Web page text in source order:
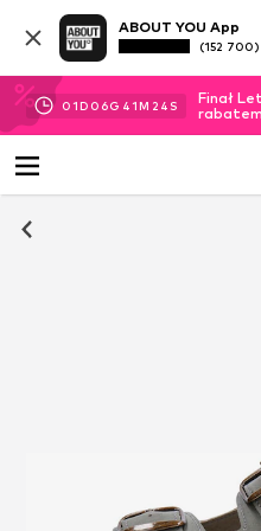
ABOUT YOU App
(152 700)
01D 06G 41M 22 S
Finał